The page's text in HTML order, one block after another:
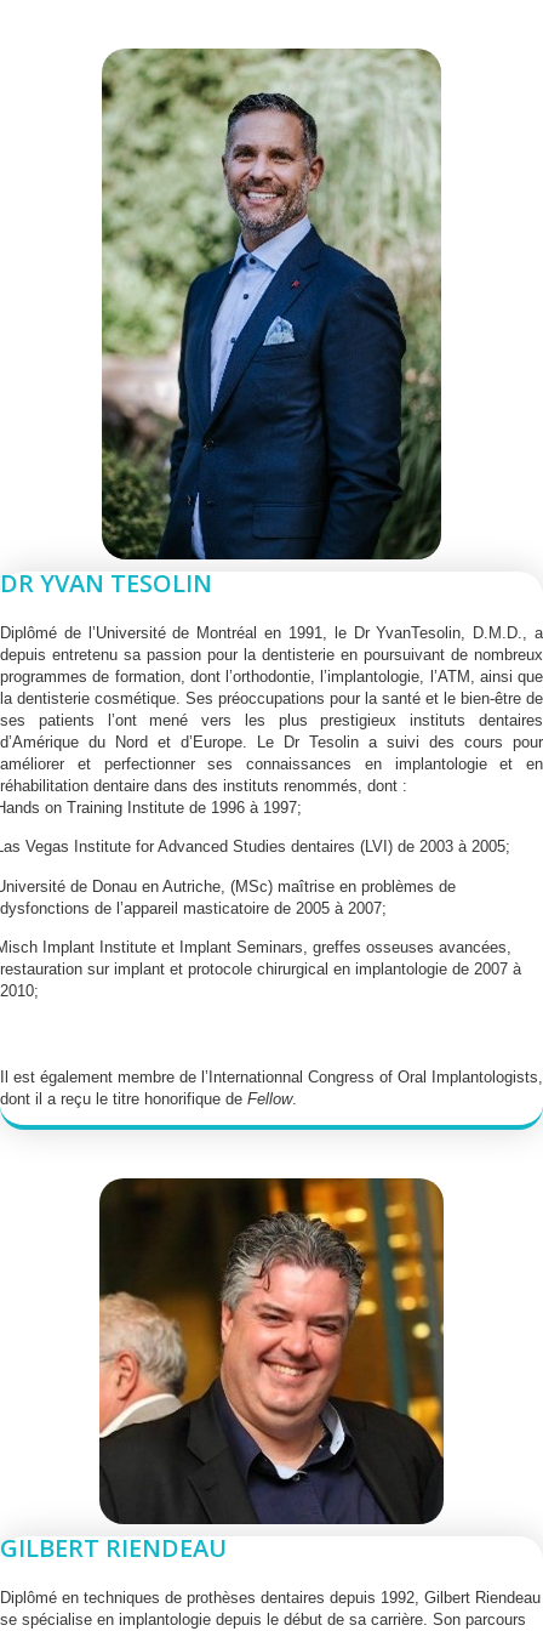
DR YVAN TESOLIN
Diplômé de l’Université de Montréal en 1991, le Dr YvanTesolin, D.M.D., a
depuis entretenu sa passion pour la dentisterie en poursuivant de nombreux
programmes de formation, dont l’orthodontie, l’implantologie, l’ATM, ainsi que
la dentisterie cosmétique. Ses préoccupations pour la santé et le bien-être de
ses patients l’ont mené vers les plus prestigieux instituts dentaires
d’Amérique du Nord et d’Europe. Le Dr Tesolin a suivi des cours pour
améliorer et perfectionner ses connaissances en implantologie et en
réhabilitation dentaire dans des instituts renommés, dont :
on Training Institute de 1996 à 1997;
Vegas Institute for Advanced Studies dentaires (LVI) de 2003 à 2005;
de Donau en Autriche, (MSc) maîtrise en problèmes de
dysfonctions de l’appareil masticatoire de 2005 à 2007;
Implant Institute et Implant Seminars, greffes osseuses avancées,
restauration sur implant et protocole chirurgical en implantologie de 2007 à
2010;
Il est également membre de l’Internationnal Congress of Oral Implantologists,
dont il a reçu le titre honorifique de Fellow.
GILBERT RIENDEAU
Diplômé en techniques de prothèses dentaires depuis 1992, Gilbert Riendeau
se spécialise en implantologie depuis le début de sa carrière. Son parcours